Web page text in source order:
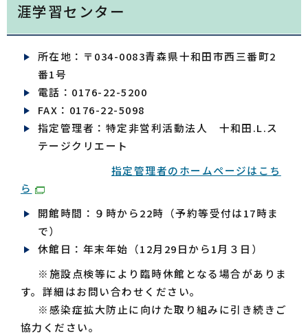
涯学習センター
​所在地：〒034-0083青森県十和田市西三番町2
番1号
電話：0176-22-5200
FAX：0176-22-5098
指定管理者：特定非営利活動法人 十和田.L.ス
テージクリエート
指定管理者のホームページはこち
ら
開館時間：９時から22時（予約等受付は17時ま
で）
休館日：年末年始（12月29日から1月３日）
※施設点検等により臨時休館となる場合がありま
す。詳細はお問い合わせください。
※感染症拡大防止に向けた取り組みに引き続きご
協力ください。